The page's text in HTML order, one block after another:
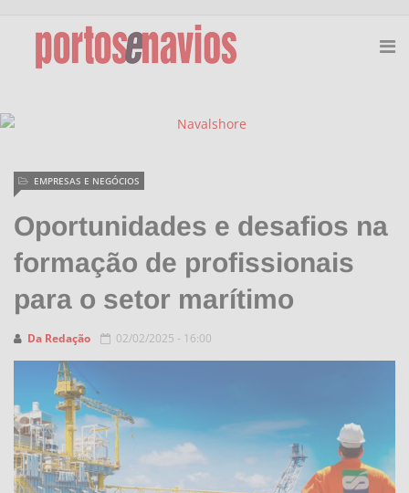
Oportunidades e desafios na
formação de profissionais
para o setor marítimo
Da Redação
EMPRESAS E NEGÓCIOS
02/02/2025 - 16:00